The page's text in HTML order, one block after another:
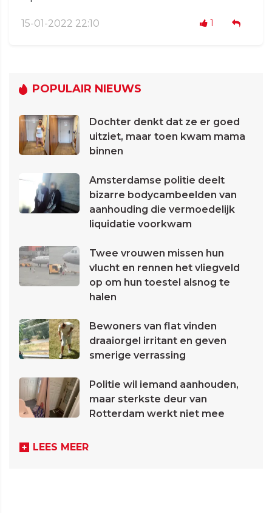
15-01-2022 22:10 1
POPULAIR NIEUWS
Dochter denkt dat ze er goed
uitziet, maar toen kwam mama
binnen
Amsterdamse politie deelt
bizarre bodycambeelden van
aanhouding die vermoedelijk
liquidatie voorkwam
Twee vrouwen missen hun
vlucht en rennen het vliegveld
op om hun toestel alsnog te
halen
Bewoners van flat vinden
draaiorgel irritant en geven
smerige verrassing
Politie wil iemand aanhouden,
maar sterkste deur van
Rotterdam werkt niet mee
LEES MEER